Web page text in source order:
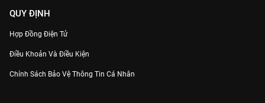
QUY ĐỊNH
Hợp Đồng Điện Tử
Điều Khoản Và Điều Kiện
Chính Sách Bảo Vệ Thông Tin Cá Nhân